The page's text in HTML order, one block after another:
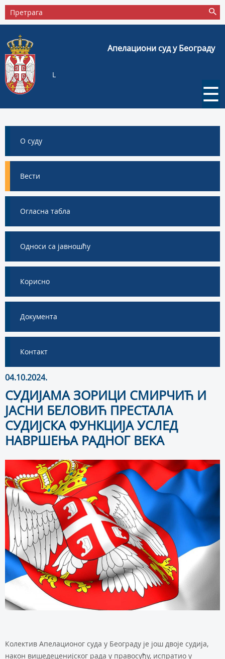
Апелациони суд у Београду
L
☰
О суду
Вести
Огласна табла
Односи са јавношћу
Корисно
Документа
Контакт
04.10.2024.
СУДИЈАМА ЗОРИЦИ СМИРЧИЋ И
ЈАСНИ БЕЛОВИЋ ПРЕСТАЛА
СУДИЈСКА ФУНКЦИЈА УСЛЕД
НАВРШЕЊА РАДНОГ ВЕКА
Колектив Апелационог суда у Београду је још двоје судија,
након вишедеценијског рада у правосуђу, испратио у